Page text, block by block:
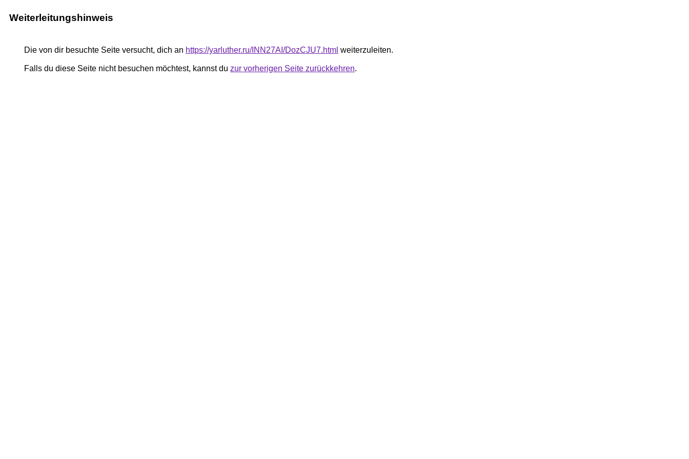
Weiterleitungshinweis
Die von dir besuchte Seite versucht, dich an https://yarluther.ru/INN27AI/DozCJU7.html weiterzuleiten.
Falls du diese Seite nicht besuchen möchtest, kannst du zur vorherigen Seite zurückkehren.